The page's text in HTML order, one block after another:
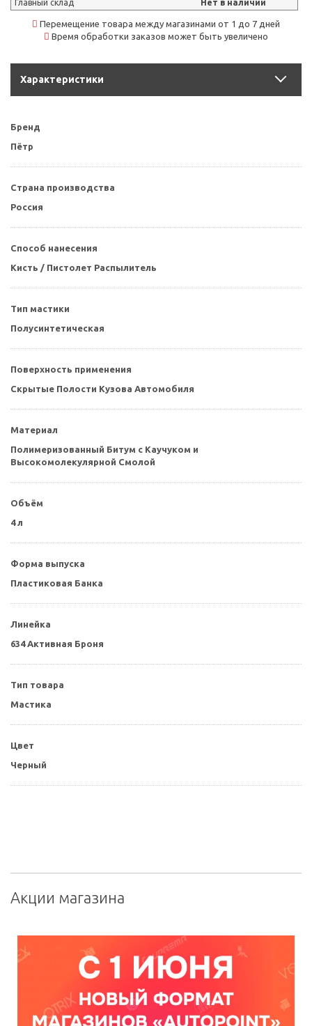
Главный склад
Нет в наличии
Перемещение товара между магазинами от 1 до 7 дней
Время обработки заказов может быть увеличено
Характеристики
Бренд
Пётр
Страна производства
Россия
Способ нанесения
Кисть / Пистолет Распылитель
Тип мастики
Полусинтетическая
Поверхность применения
Скрытые Полости Кузова Автомобиля
Материал
Полимеризованный Битум с Каучуком и
Высокомолекулярной Смолой
Объём
4 л
Форма выпуска
Пластиковая Банка
Линейка
634 Активная Броня
Тип товара
Мастика
Цвет
Черный
Акции магазина